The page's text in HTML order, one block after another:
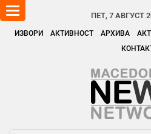
ПЕТ, 7 АВГУСТ
ИЗВОРИ АКТИВНОСТ АРХИВА
Toggle
navigation